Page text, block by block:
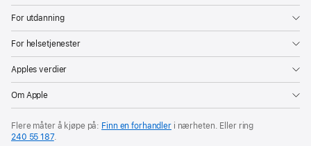
For utdanning
For helsetjenester
Apples verdier
Om Apple
Flere måter å kjøpe på: Finn en forhandleri nærheten. Eller ring
240 55 187.